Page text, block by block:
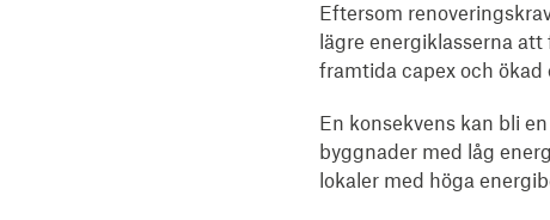
Eftersom
lägre energiklasserna
framtida capex och
En konsekvens kan bli
byggnader med låg
lokaler med höga